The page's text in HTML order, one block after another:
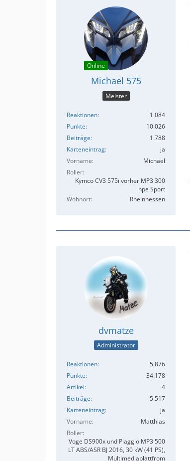
Online
Michael 575
Meister
Reaktionen
1.084
Punkte
10.026
Beiträge
1.788
Karteneintrag
ja
Vorname
Michael
Roller
Kymco CV3 575i vorher MP3 300
hpe Sport
Wohnort
Rheinhessen
dvmatze
Administrator
Reaktionen
5.876
Punkte
34.178
Artikel
4
Beiträge
5.517
Karteneintrag
ja
Vorname
Matthias
Roller
Voge DS900x und Piaggio MP3 500
LT ABS/ASR BJ 2016, 30 kW (41 PS),
Multimediaplattfrom